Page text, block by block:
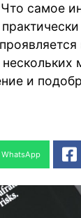
самое
и
WhatsApp